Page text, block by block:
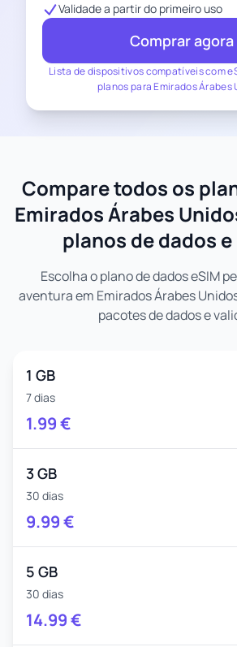
Lista de dispositivos compatíveis com
planos para Emirados Árabes
Validade a partir do primeiro uso
Comprar agora
Compare todos os
Emirados Árabes
planos de dados
Escolha o plano de dados eSIM
aventura em Emirados Árabes
pacotes de dados e
1 GB
7 dias
1.99€
3 GB
30 dias
9.99€
5 GB
30 dias
14.99€